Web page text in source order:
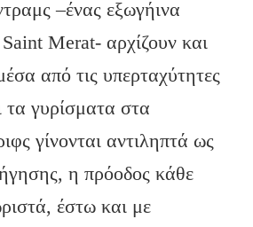
–ένας εξωγήινα
Merat- αρχίζουν και
από τις υπερταχύτητες
τα γυρίσματα στα
γίνονται αντιληπτά ως
η πρόοδος κάθε
έστω και με